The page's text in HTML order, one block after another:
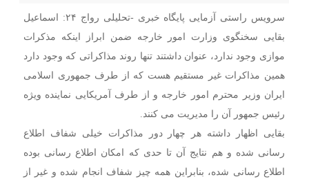
سرویس راستی آزمایی پایگاه خبری -تحلیلی رواج ۲۴: اسماعیل
بقایی سخنگوی وزارت امور خارجه ضمن ابراز اینکه مذکرات
موازی وجود ندارد، عنوان داشتند تنها روند مذاکراتی که وجود دارد
همین مذاکرات غیر مستقیم هست که از طرف جمهوری اسلامی
ایران وزیر محترم امور خارجه و از طرف آمریکایی نماینده ویژه
رئیس جمهور آن را مدیریت می کنند.
بقایی اظهار داشته هر چهار دور مذاکرات خیلی شفاف اطلاع
رسانی شده و هم نتایج آن تا حدی که امکان اطلاع رسانی بوده
اطلاع رسانی شده، بنابراین همه چیز شفاف انجام شده و غیر از